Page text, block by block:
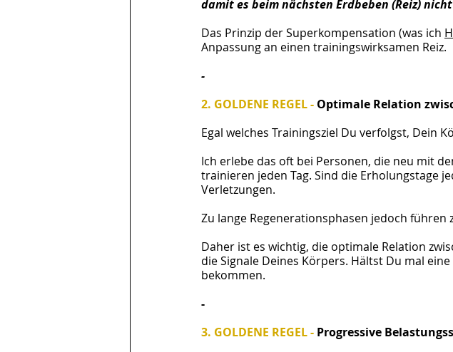
damit es beim nächsten Erdbeben (Reiz)
Das Prinzip der Superkompensation (was ich
Anpassung an einen trainingswirksamen Reiz.
-
2. GOLDENE REGEL - Optimale Relation
Egal welches Trainingsziel Du verfolgst, Dein
Ich erlebe das oft bei Personen, die neu mit
trainieren jeden Tag. Sind die Erholungstage
Verletzungen.
Zu lange Regenerationsphasen jedoch
Daher ist es wichtig, die optimale Relation
die Signale Deines Körpers. Hältst Du mal
bekommen.
-
3. GOLDENE REGEL - Progressive